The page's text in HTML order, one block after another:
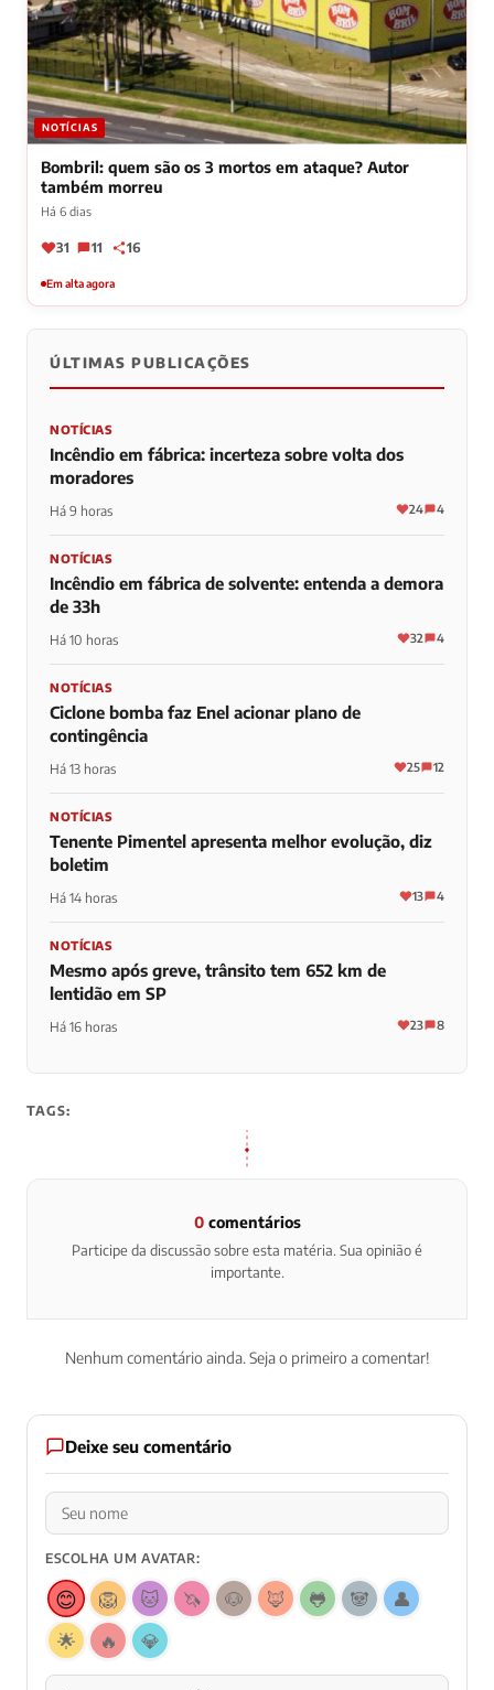
NOTÍCIAS
Bombril: quem são os 3 mortos em ataque? Autor
também morreu
Há 6 dias
31 11 16
Em alta agora
ÚLTIMAS PUBLICAÇÕES
NOTÍCIAS
Incêndio em fábrica: incerteza sobre volta dos
moradores
Há 9 horas 24 4
NOTÍCIAS
Incêndio em fábrica de solvente: entenda a demora
de 33h
Há 10 horas 32 4
NOTÍCIAS
Ciclone bomba faz Enel acionar plano de
contingência
Há 13 horas 25 12
NOTÍCIAS
Tenente Pimentel apresenta melhor evolução, diz
boletim
Há 14 horas 13 4
NOTÍCIAS
Mesmo após greve, trânsito tem 652 km de
lentidão em SP
Há 16 horas 23 8
TAGS:
0comentários
Participe da discussão sobre esta matéria. Sua opinião é
importante.
Nenhum comentário ainda. Seja o primeiro a comentar!
Deixe seu comentário
ESCOLHA UM AVATAR:
😊 🦁 🐱 🦄 🐶 🦊 🐸 🐼
👤
🌟
🔥 💎